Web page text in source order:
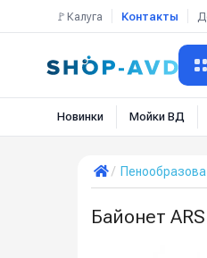
🚩Калуга Контакты
Новинки Мойки ВД
Байонет